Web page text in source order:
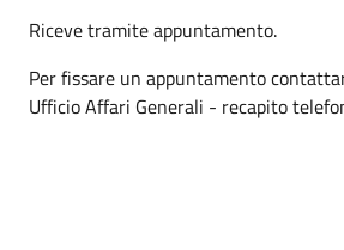
Riceve tramite appuntamento.
Per fissare un appuntamento
Ufficio Affari Generali - recapito